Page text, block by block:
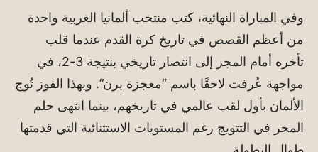
وفي المباراة النهائية، كتب منتخب ألمانيا الغربية واحدة
من أعظم القصص في تاريخ كرة القدم عندما قلب
تأخره أمام المجر إلى انتصار تاريخي بنتيجة 3-2، في
مواجهة عُرفت لاحقًا باسم “معجزة برن”. وبهذا الفوز تُوج
الألمان بأول لقب عالمي في تاريخهم، بينما انتهى حلم
المجر في التتويج رغم المستويات الاستثنائية التي قدمتها